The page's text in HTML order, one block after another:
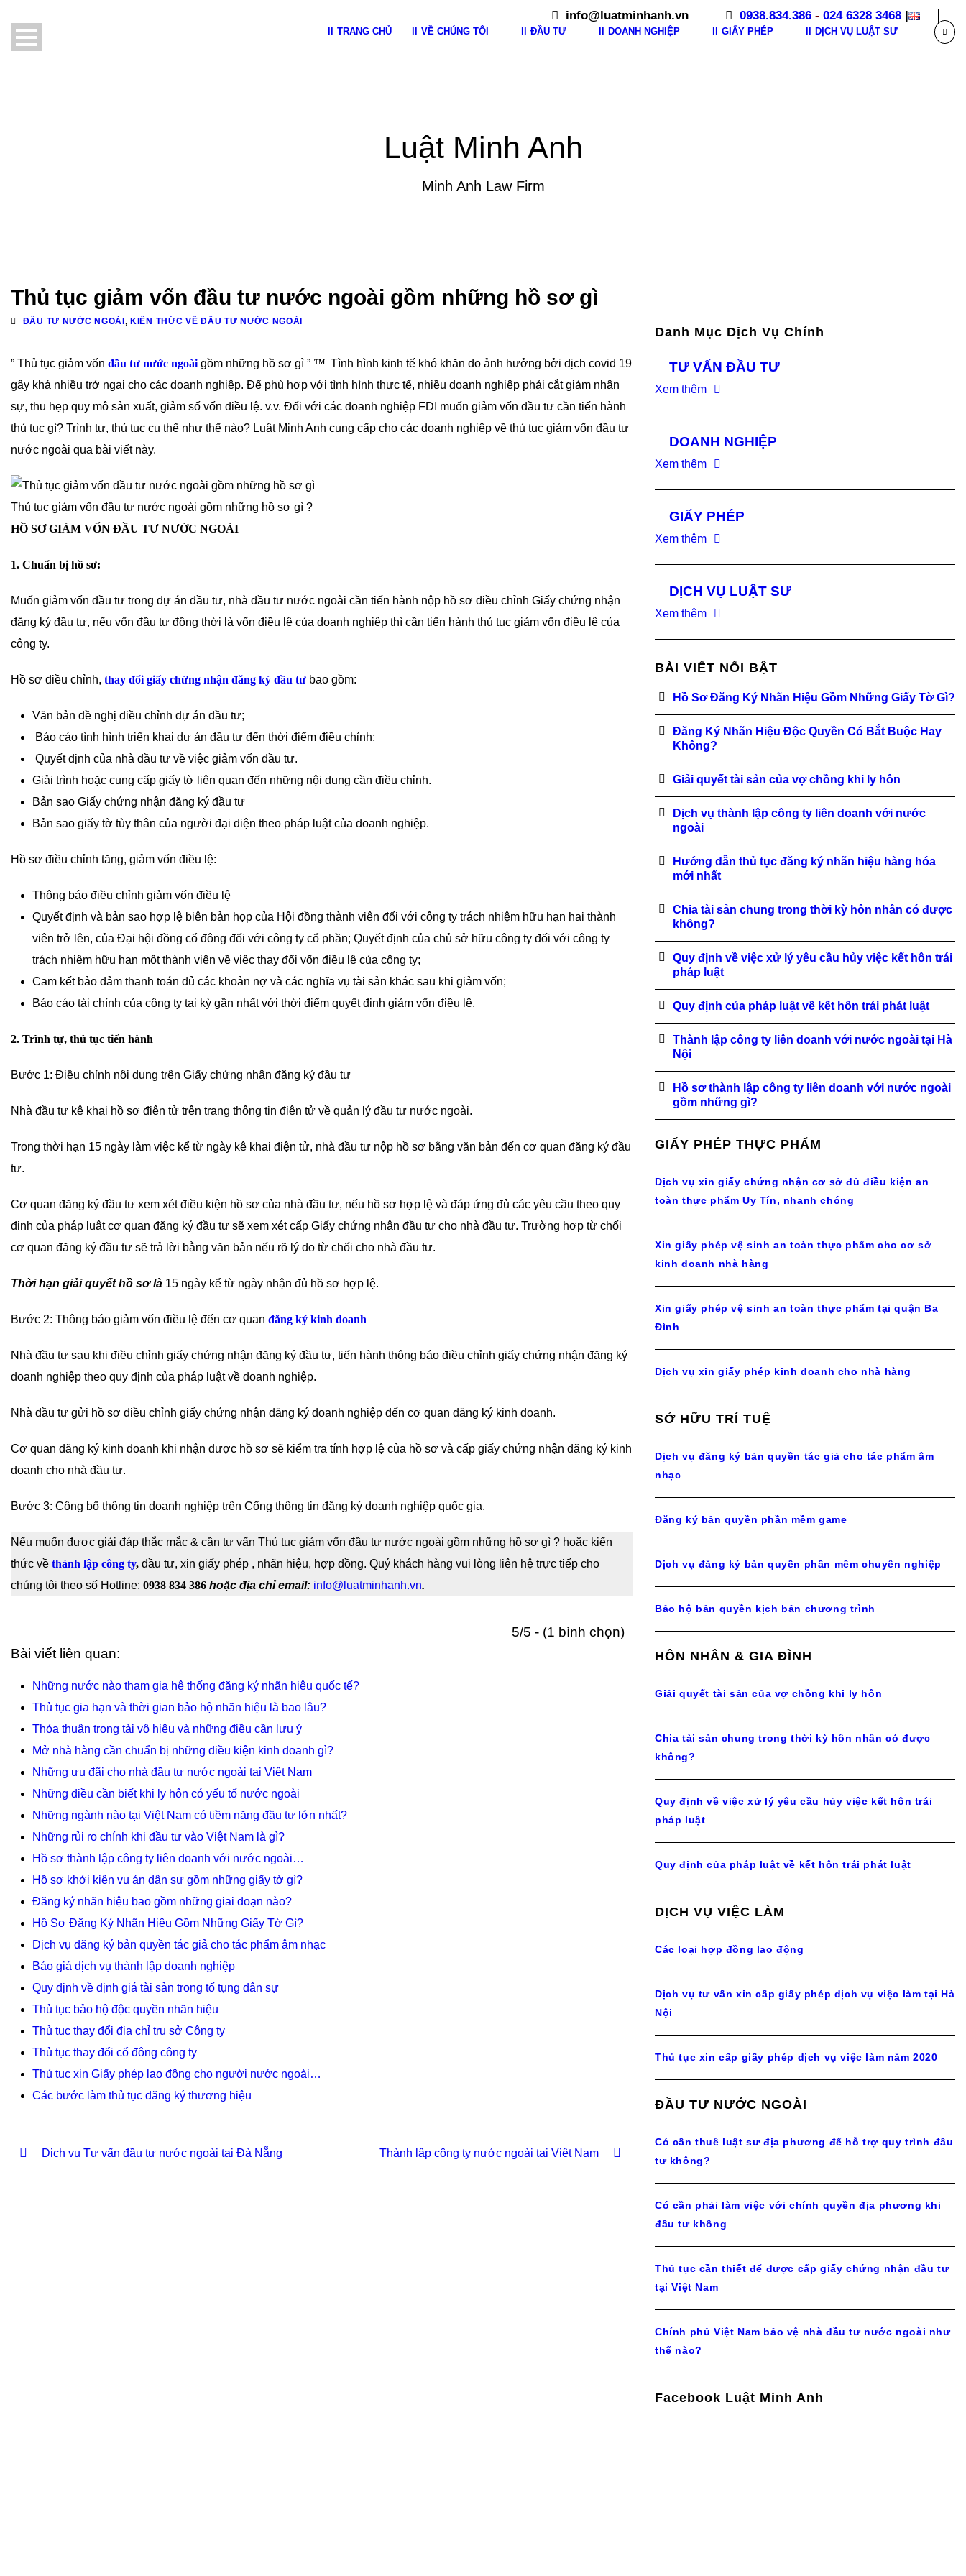
info@luatminhanh.vn 0938.834.386 - 024 6328 3468 |
TRANG CHỦ VỀ CHÚNG TÔI ĐẦU TƯ DOANH NGHIỆP GIẤY PHÉP DỊCH VỤ LUẬT SƯ
Luật Minh Anh
Minh Anh Law Firm
Thủ tục giảm vốn đầu tư nước ngoài gồm những hồ sơ gì
ĐẦU TƯ NƯỚC NGOÀI , KIẾN THỨC VỀ ĐẦU TƯ NƯỚC NGOÀI
” Thủ tục giảm vốn đầu tư nước ngoài gồm những hồ sơ gì ” ™ Tình hình kinh tế khó khăn do ảnh hưởng bởi dịch covid 19
gây khá nhiều trở ngại cho các doanh nghiệp. Để phù hợp với tình hình thực tế, nhiều doanh nghiệp phải cắt giảm nhân
sự, thu hẹp quy mô sản xuất, giảm số vốn điều lệ. v.v. Đối với các doanh nghiệp FDI muốn giảm vốn đầu tư cần tiến hành
thủ tục gì? Trình tự, thủ tục cụ thể như thế nào? Luật Minh Anh cung cấp cho các doanh nghiệp về thủ tục giảm vốn đầu tư
nước ngoài qua bài viết này.
Thủ tục giảm vốn đầu tư nước ngoài gồm những hồ sơ gì ?
HỒ SƠ GIẢM VỐN ĐẦU TƯ NƯỚC NGOÀI
1. Chuẩn bị hồ sơ:
Muốn giảm vốn đầu tư trong dự án đầu tư, nhà đầu tư nước ngoài cần tiến hành nộp hồ sơ điều chỉnh Giấy chứng nhận
đăng ký đầu tư, nếu vốn đầu tư đồng thời là vốn điều lệ của doanh nghiệp thì cần tiến hành thủ tục giảm vốn điều lệ của
công ty.
Hồ sơ điều chỉnh, thay đổi giấy chứng nhận đăng ký đầu tư bao gồm:
Văn bản đề nghị điều chỉnh dự án đầu tư;
Báo cáo tình hình triển khai dự án đầu tư đến thời điểm điều chỉnh;
Quyết định của nhà đầu tư về việc giảm vốn đầu tư.
Giải trình hoặc cung cấp giấy tờ liên quan đến những nội dung cần điều chỉnh.
Bản sao Giấy chứng nhận đăng ký đầu tư
Bản sao giấy tờ tùy thân của người đại diện theo pháp luật của doanh nghiệp.
Hồ sơ điều chỉnh tăng, giảm vốn điều lệ:
Thông báo điều chỉnh giảm vốn điều lệ
Quyết định và bản sao hợp lệ biên bản họp của Hội đồng thành viên đối với công ty trách nhiệm hữu hạn hai thành
viên trở lên, của Đại hội đồng cổ đông đối với công ty cổ phần; Quyết định của chủ sở hữu công ty đối với công ty
trách nhiệm hữu hạn một thành viên về việc thay đổi vốn điều lệ của công ty;
Cam kết bảo đảm thanh toán đủ các khoản nợ và các nghĩa vụ tài sản khác sau khi giảm vốn;
Báo cáo tài chính của công ty tại kỳ gần nhất với thời điểm quyết định giảm vốn điều lệ.
2. Trình tự, thủ tục tiến hành
Bước 1: Điều chỉnh nội dung trên Giấy chứng nhận đăng ký đầu tư
Nhà đầu tư kê khai hồ sơ điện tử trên trang thông tin điện tử về quản lý đầu tư nước ngoài.
Trong thời hạn 15 ngày làm việc kể từ ngày kê khai điện tử, nhà đầu tư nộp hồ sơ bằng văn bản đến cơ quan đăng ký đầu
tư.
Cơ quan đăng ký đầu tư xem xét điều kiện hồ sơ của nhà đầu tư, nếu hồ sơ hợp lệ và đáp ứng đủ các yêu cầu theo quy
định của pháp luật cơ quan đăng ký đầu tư sẽ xem xét cấp Giấy chứng nhận đầu tư cho nhà đầu tư. Trường hợp từ chối
cơ quan đăng ký đầu tư sẽ trả lời bằng văn bản nếu rõ lý do từ chối cho nhà đầu tư.
Thời hạn giải quyết hồ sơ là 15 ngày kể từ ngày nhận đủ hồ sơ hợp lệ.
Bước 2: Thông báo giảm vốn điều lệ đến cơ quan đăng ký kinh doanh
Nhà đầu tư sau khi điều chỉnh giấy chứng nhận đăng ký đầu tư, tiến hành thông báo điều chỉnh giấy chứng nhận đăng ký
doanh nghiệp theo quy định của pháp luật về doanh nghiệp.
Nhà đầu tư gửi hồ sơ điều chỉnh giấy chứng nhận đăng ký doanh nghiệp đến cơ quan đăng ký kinh doanh.
Cơ quan đăng ký kinh doanh khi nhận được hồ sơ sẽ kiểm tra tính hợp lệ của hồ sơ và cấp giấy chứng nhận đăng ký kinh
doanh cho nhà đầu tư.
Bước 3: Công bố thông tin doanh nghiệp trên Cổng thông tin đăng ký doanh nghiệp quốc gia.
Nếu muốn được giải đáp thắc mắc & cần tư vấn Thủ tục giảm vốn đầu tư nước ngoài gồm những hồ sơ gì ? hoặc kiến
thức về thành lập công ty, đầu tư, xin giấy phép , nhãn hiệu, hợp đồng. Quý khách hàng vui lòng liên hệ trực tiếp cho
chúng tôi theo số Hotline: 0938 834 386 hoặc địa chỉ email: info@luatminhanh.vn.
5/5 - (1 bình chọn)
Bài viết liên quan:
Những nước nào tham gia hệ thống đăng ký nhãn hiệu quốc tế?
Thủ tục gia hạn và thời gian bảo hộ nhãn hiệu là bao lâu?
Thỏa thuận trọng tài vô hiệu và những điều cần lưu ý
Mở nhà hàng cần chuẩn bị những điều kiện kinh doanh gì?
Những ưu đãi cho nhà đầu tư nước ngoài tại Việt Nam
Những điều cần biết khi ly hôn có yếu tố nước ngoài
Những ngành nào tại Việt Nam có tiềm năng đầu tư lớn nhất?
Những rủi ro chính khi đầu tư vào Việt Nam là gì?
Hồ sơ thành lập công ty liên doanh với nước ngoài…
Hồ sơ khởi kiện vụ án dân sự gồm những giấy tờ gì?
Đăng ký nhãn hiệu bao gồm những giai đoạn nào?
Hồ Sơ Đăng Ký Nhãn Hiệu Gồm Những Giấy Tờ Gì?
Dịch vụ đăng ký bản quyền tác giả cho tác phẩm âm nhạc
Báo giá dịch vụ thành lập doanh nghiệp
Quy định về định giá tài sản trong tố tụng dân sự
Thủ tục bảo hộ độc quyền nhãn hiệu
Thủ tục thay đổi địa chỉ trụ sở Công ty
Thủ tục thay đổi cổ đông công ty
Thủ tục xin Giấy phép lao động cho người nước ngoài…
Các bước làm thủ tục đăng ký thương hiệu
Dịch vụ Tư vấn đầu tư nước ngoài tại Đà Nẵng Thành lập công ty nước ngoài tại Việt Nam
Danh Mục Dịch Vụ Chính
TƯ VẤN ĐẦU TƯ
Xem thêm
DOANH NGHIỆP
Xem thêm
GIẤY PHÉP
Xem thêm
DỊCH VỤ LUẬT SƯ
Xem thêm
BÀI VIẾT NỔI BẬT
Hồ Sơ Đăng Ký Nhãn Hiệu Gồm Những Giấy Tờ Gì?
Đăng Ký Nhãn Hiệu Độc Quyền Có Bắt Buộc Hay
Không?
Giải quyết tài sản của vợ chồng khi ly hôn
Dịch vụ thành lập công ty liên doanh với nước
ngoài
Hướng dẫn thủ tục đăng ký nhãn hiệu hàng hóa
mới nhất
Chia tài sản chung trong thời kỳ hôn nhân có được
không?
Quy định về việc xử lý yêu cầu hủy việc kết hôn trái
pháp luật
Quy định của pháp luật về kết hôn trái phát luật
Thành lập công ty liên doanh với nước ngoài tại Hà
Nội
Hồ sơ thành lập công ty liên doanh với nước ngoài
gồm những gì?
GIẤY PHÉP THỰC PHẨM
Dịch vụ xin giấy chứng nhận cơ sở đủ điều kiện an
toàn thực phẩm Uy Tín, nhanh chóng
Xin giấy phép vệ sinh an toàn thực phẩm cho cơ sở
kinh doanh nhà hàng
Xin giấy phép vệ sinh an toàn thực phẩm tại quận Ba
Đình
Dịch vụ xin giấy phép kinh doanh cho nhà hàng
SỞ HỮU TRÍ TUỆ
Dịch vụ đăng ký bản quyền tác giả cho tác phẩm âm
nhạc
Đăng ký bản quyền phần mềm game
Dịch vụ đăng ký bản quyền phần mềm chuyên nghiệp
Bảo hộ bản quyền kịch bản chương trình
HÔN NHÂN & GIA ĐÌNH
Giải quyết tài sản của vợ chồng khi ly hôn
Chia tài sản chung trong thời kỳ hôn nhân có được
không?
Quy định về việc xử lý yêu cầu hủy việc kết hôn trái
pháp luật
Quy định của pháp luật về kết hôn trái phát luật
DỊCH VỤ VIỆC LÀM
Các loại hợp đồng lao động
Dịch vụ tư vấn xin cấp giấy phép dịch vụ việc làm tại Hà
Nội
Thủ tục xin cấp giấy phép dịch vụ việc làm năm 2020
ĐẦU TƯ NƯỚC NGOÀI
Có cần thuê luật sư địa phương để hỗ trợ quy trình đầu
tư không?
Có cần phải làm việc với chính quyền địa phương khi
đầu tư không
Thủ tục cần thiết để được cấp giấy chứng nhận đầu tư
tại Việt Nam
Chính phủ Việt Nam bảo vệ nhà đầu tư nước ngoài như
thế nào?
Facebook Luật Minh Anh